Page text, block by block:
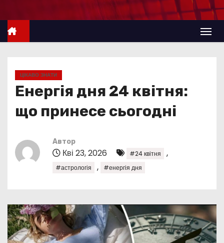
е
ЦІКАВО ЗНАТИ
Енергія дня 24 квітня:
що принесе сьогодні
Автор
Кві 23, 2026 #24 квітня ,
#астрологія , #енергія дня